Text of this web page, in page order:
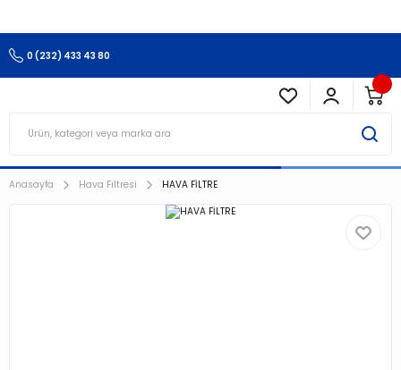
0 (232) 433 43 80
Anasayfa Hava Filtresi HAVA FİLTRE